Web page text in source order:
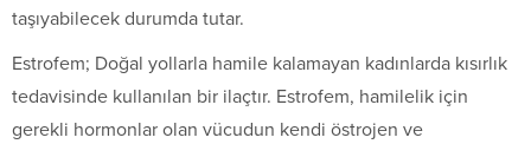
taşıyabilecek durumda tutar.
Estrofem; Doğal yollarla hamile kalamayan kadınlarda kısırlık
tedavisinde kullanılan bir ilaçtır. Estrofem, hamilelik için
gerekli hormonlar olan vücudun kendi östrojen ve